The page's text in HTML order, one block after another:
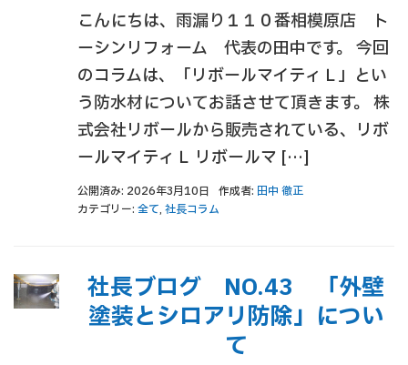
こんにちは、雨漏り１１０番相模原店 ト
ーシンリフォーム 代表の田中です。 今回
のコラムは、「リボールマイティＬ」とい
う防水材についてお話させて頂きます。 株
式会社リボールから販売されている、リボ
ールマイティＬ リボールマ […]
公開済み: 2026年3月10日 作成者: 田中 徹正
カテゴリー: 全て, 社長コラム
社長ブログ NO.43 「外壁
塗装とシロアリ防除」につい
て